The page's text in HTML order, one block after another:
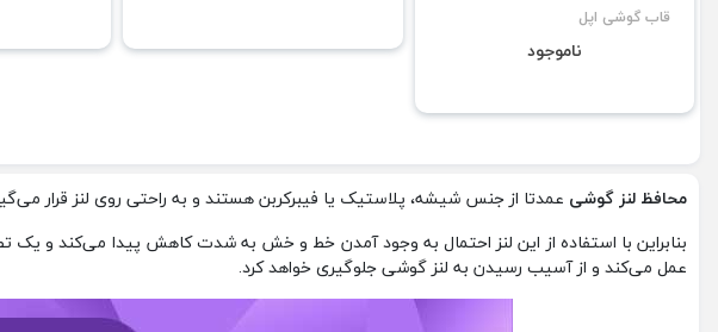
قاب گوشی اپل
ناموجود ناموجود
محافظ لنز گوشی عمدتا از جنس شیشه، پلاستیک یا فیبرکربن هستند و به راحتی روی لنز قرار
بنابراین با استفاده از این لنز احتمال به وجود آمدن خط و خش به شدت کاهش پیدا می‌کند و یک
عمل می‌کند و از آسیب رسیدن به لنز گوشی جلوگیری خواهد کرد.